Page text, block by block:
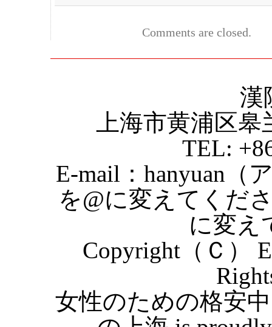
Comments are closed.
漢
上海市黄浦区
TEL:
E-mail：hanyuan（
を@に変えてく
に変え
Copyright（Ｃ）
女性のための格安